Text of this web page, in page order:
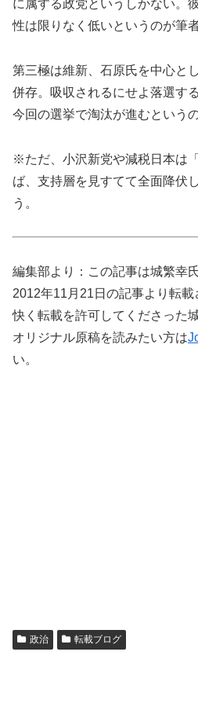
に属する政党というしかない。
性は限りなく低いというのが筆
第三極は維新、石原氏を中心と
併存。吸収されるにせよ落選す
今回の選挙で淘汰が進むという
※ただ、小沢新党や減税日本は
ば、支持層を見すてて全面降伏
う。
編集部より：この記事は城繁幸
2012年11月21日の記事より転載
快く転載を許可してくださった
オリジナル原稿を読みたい方は
い。
政治 転載ブログ